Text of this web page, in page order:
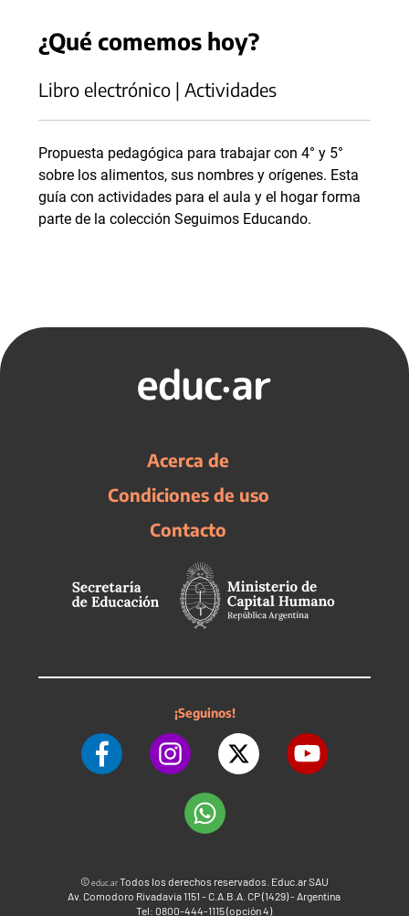
¿Qué comemos hoy?
Libro electrónico | Actividades
Propuesta pedagógica para trabajar con 4° y 5°
sobre los alimentos, sus nombres y orígenes. Esta
guía con actividades para el aula y el hogar forma
parte de la colección Seguimos Educando.
Acerca de
Condiciones de uso
Contacto
¡Seguinos!
©educ.arTodos los derechos reservados. Educ.ar SAU
Av. Comodoro Rivadavia 1151 - C.A.B.A. CP (1429) - Argentina
Tel: 0800-444-1115 (opción 4)